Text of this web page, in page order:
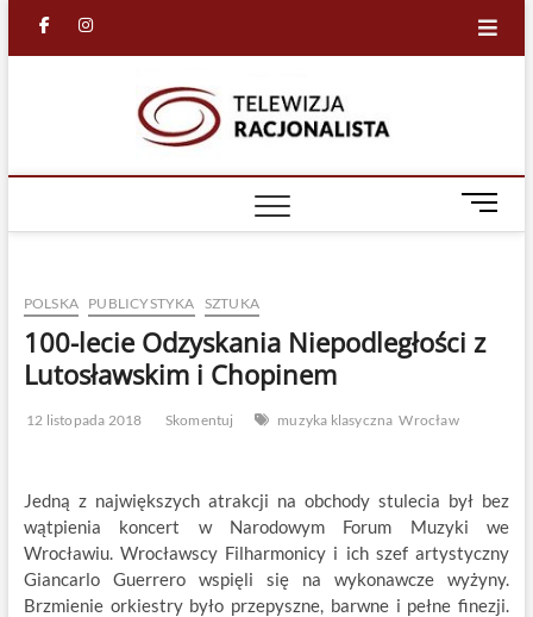
facebook
in
M
e
u
t
POLSKA PUBLICYSTYKA SZTUKA
100-lecie Odzyskania Niepodległości z
Lutosławskim i Chopinem
12 listopada 2018 Skomentuj muzyka klasyczna Wrocław
Jedną z największych atrakcji na obchody stulecia był bez
wątpienia koncert w Narodowym Forum Muzyki we
Wrocławiu. Wrocławscy Filharmonicy i ich szef artystyczny
Giancarlo Guerrero wspięli się na wykonawcze wyżyny.
Brzmienie orkiestry było przepyszne, barwne i pełne finezji.